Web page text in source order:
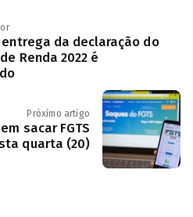
entrega da declaração do
Renda 2022 é
Próximo artigo
sacar FGTS
quarta (20)